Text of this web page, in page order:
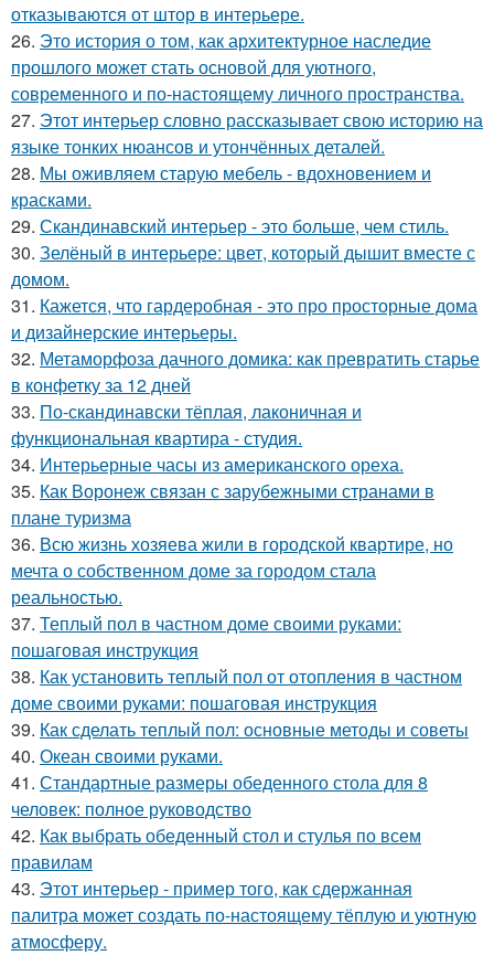
отказываются от штор в интерьере.
26. Это история о том, как архитектурное наследие
прошлого может стать основой для уютного,
современного и по-настоящему личного пространства.
27. Этот интерьер словно рассказывает свою историю на
языке тонких нюансов и утончённых деталей.
28. Мы оживляем старую мебель - вдохновением и
красками.
29. Скандинавский интерьер - это больше, чем стиль.
30. Зелёный в интерьере: цвет, который дышит вместе с
домом.
31. Кажется, что гардеробная - это про просторные дома
и дизайнерские интерьеры.
32. Метаморфоза дачного домика: как превратить старье
в конфетку за 12 дней
33. По-скандинавски тёплая, лаконичная и
функциональная квартира - студия.
34. Интерьерные часы из американского ореха.
35. Как Воронеж связан с зарубежными странами в
плане туризма
36. Всю жизнь хозяева жили в городской квартире, но
мечта о собственном доме за городом стала
реальностью.
37. Теплый пол в частном доме своими руками:
пошаговая инструкция
38. Как установить теплый пол от отопления в частном
доме своими руками: пошаговая инструкция
39. Как сделать теплый пол: основные методы и советы
40. Океан своими руками.
41. Стандартные размеры обеденного стола для 8
человек: полное руководство
42. Как выбрать обеденный стол и стулья по всем
правилам
43. Этот интерьер - пример того, как сдержанная
палитра может создать по-настоящему тёплую и уютную
атмосферу.